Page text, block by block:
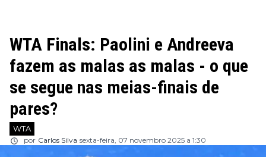
WTA Finals: Paolini e Andreeva
fazem as malas as malas - o que
se segue nas meias-finais de
pares?
WTA
por Carlos Silva sexta-feira, 07 novembro 2025 a 1:30